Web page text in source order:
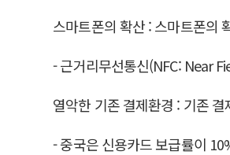
스마트폰의 확산 : 스마트폰의
- 근거리무선통신(NFC: Near
열악한 기존 결제환경 : 기존
- 중국은 신용카드 보급률이